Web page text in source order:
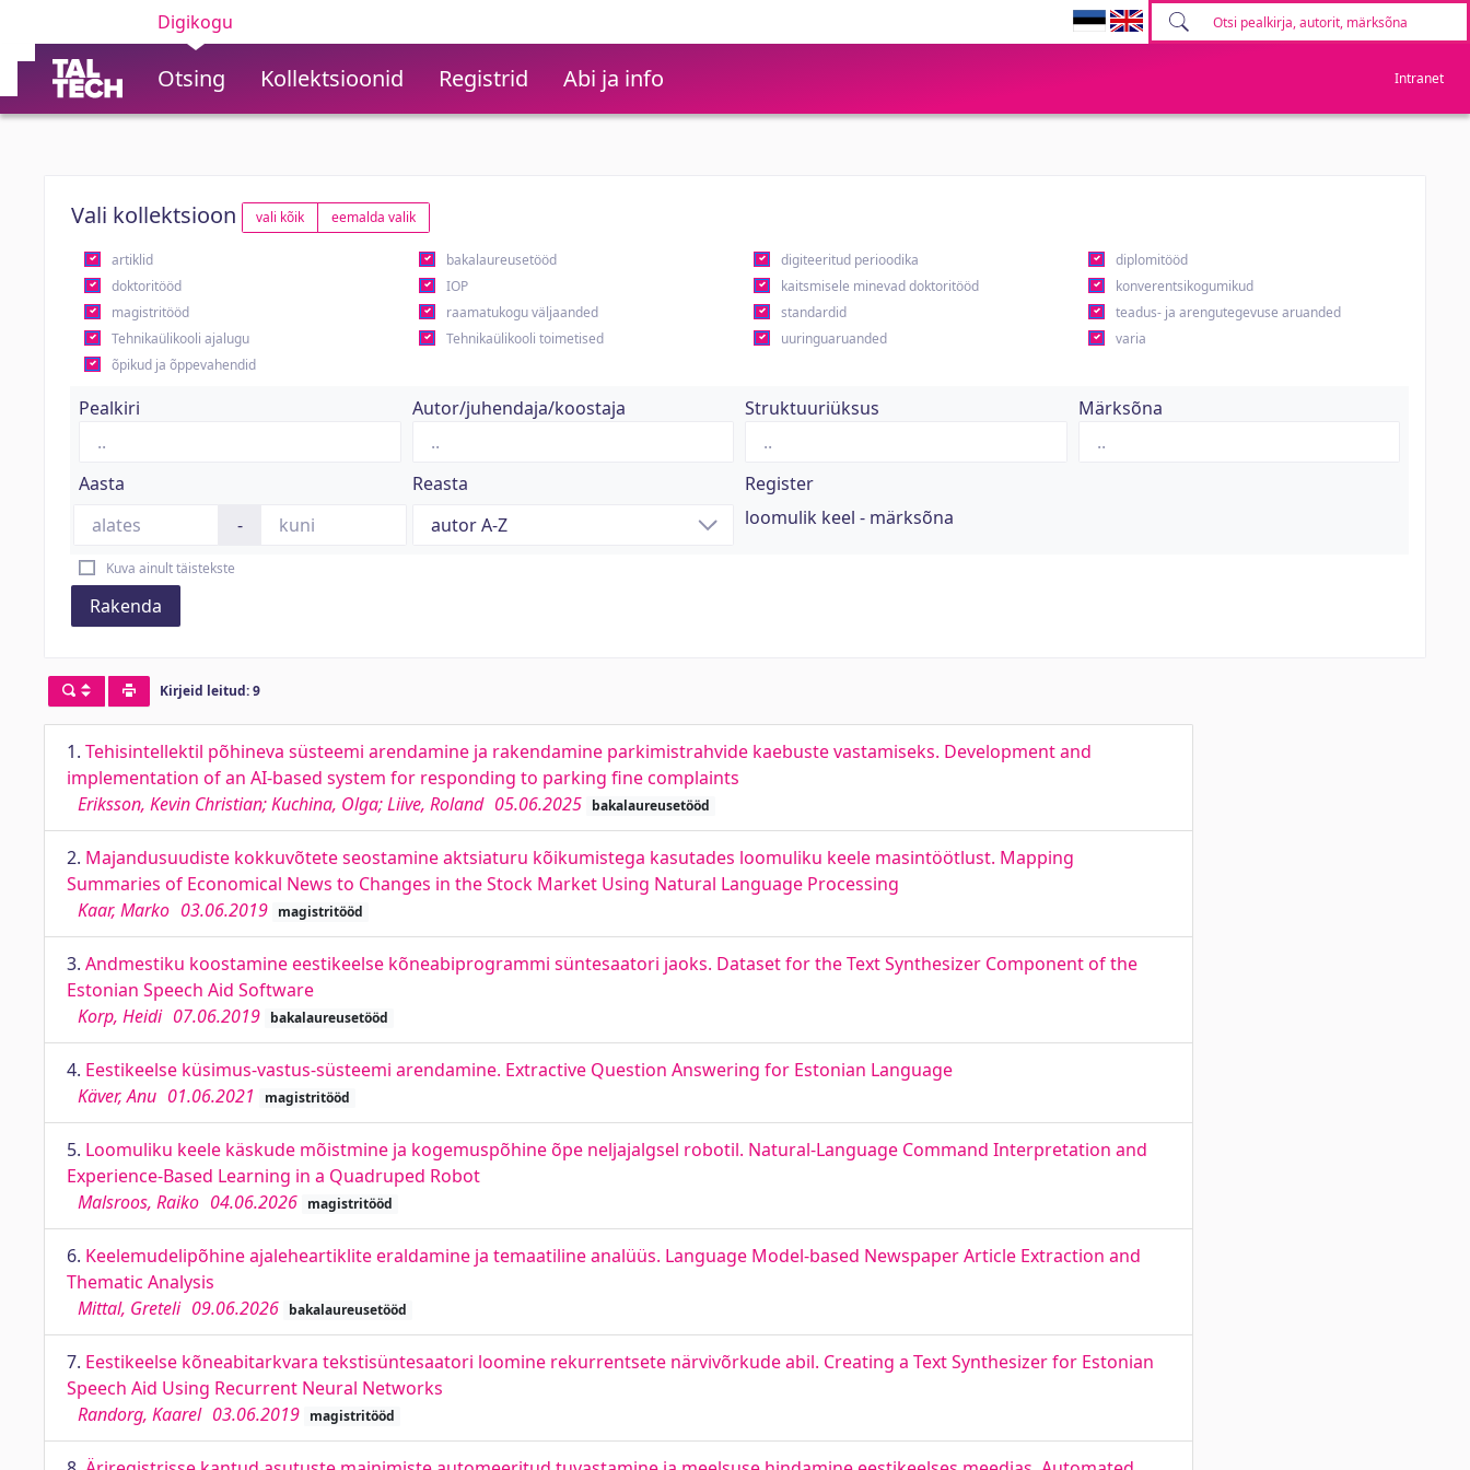
Digikogu
Otsing Kollektsioonid Registrid Abi ja info Intranet
Vali kollektsioon vali kõik eemalda valik
artiklid bakalaureusetööd digiteeritud perioodika
diplomitööd
doktoritööd
IOP kaitsmisele minevad doktoritööd
konverentsikogumikud
magistritööd
raamatukogu väljaanded standardid
teadus- ja arengutegevuse aruanded
Tehnikaülikooli ajalugu
Tehnikaülikooli toimetised uuringuaruanded
varia
õpikud ja õppevahendid
Pealkiri Autor/juhendaja/koostaja Struktuuriüksus Märksõna
Aasta
-
Reasta
Register
loomulik keel - märksõna
Kuva ainult täistekste
Rakenda
Kirjeid leitud: 9
1. Tehisintellektil põhineva süsteemi arendamine ja rakendamine parkimistrahvide kaebuste vastamiseks. Development and
implementation of an AI-based system for responding to parking fine complaints
Eriksson, Kevin Christian; Kuchina, Olga; Liive, Roland 05.06.2025 bakalaureusetööd
2. Majandusuudiste kokkuvõtete seostamine aktsiaturu kõikumistega kasutades loomuliku keele masintöötlust. Mapping
Summaries of Economical News to Changes in the Stock Market Using Natural Language Processing
Kaar, Marko 03.06.2019 magistritööd
3. Andmestiku koostamine eestikeelse kõneabiprogrammi süntesaatori jaoks. Dataset for the Text Synthesizer Component of the
Estonian Speech Aid Software
Korp, Heidi 07.06.2019 bakalaureusetööd
4. Eestikeelse küsimus-vastus-süsteemi arendamine. Extractive Question Answering for Estonian Language
Käver, Anu 01.06.2021 magistritööd
5. Loomuliku keele käskude mõistmine ja kogemuspõhine õpe neljajalgsel robotil. Natural-Language Command Interpretation and
Experience-Based Learning in a Quadruped Robot
Malsroos, Raiko 04.06.2026 magistritööd
6. Keelemudelipõhine ajaleheartiklite eraldamine ja temaatiline analüüs. Language Model-based Newspaper Article Extraction and
Thematic Analysis
Mittal, Greteli 09.06.2026 bakalaureusetööd
7. Eestikeelse kõneabitarkvara tekstisüntesaatori loomine rekurrentsete närvivõrkude abil. Creating a Text Synthesizer for Estonian
Speech Aid Using Recurrent Neural Networks
Randorg, Kaarel 03.06.2019 magistritööd